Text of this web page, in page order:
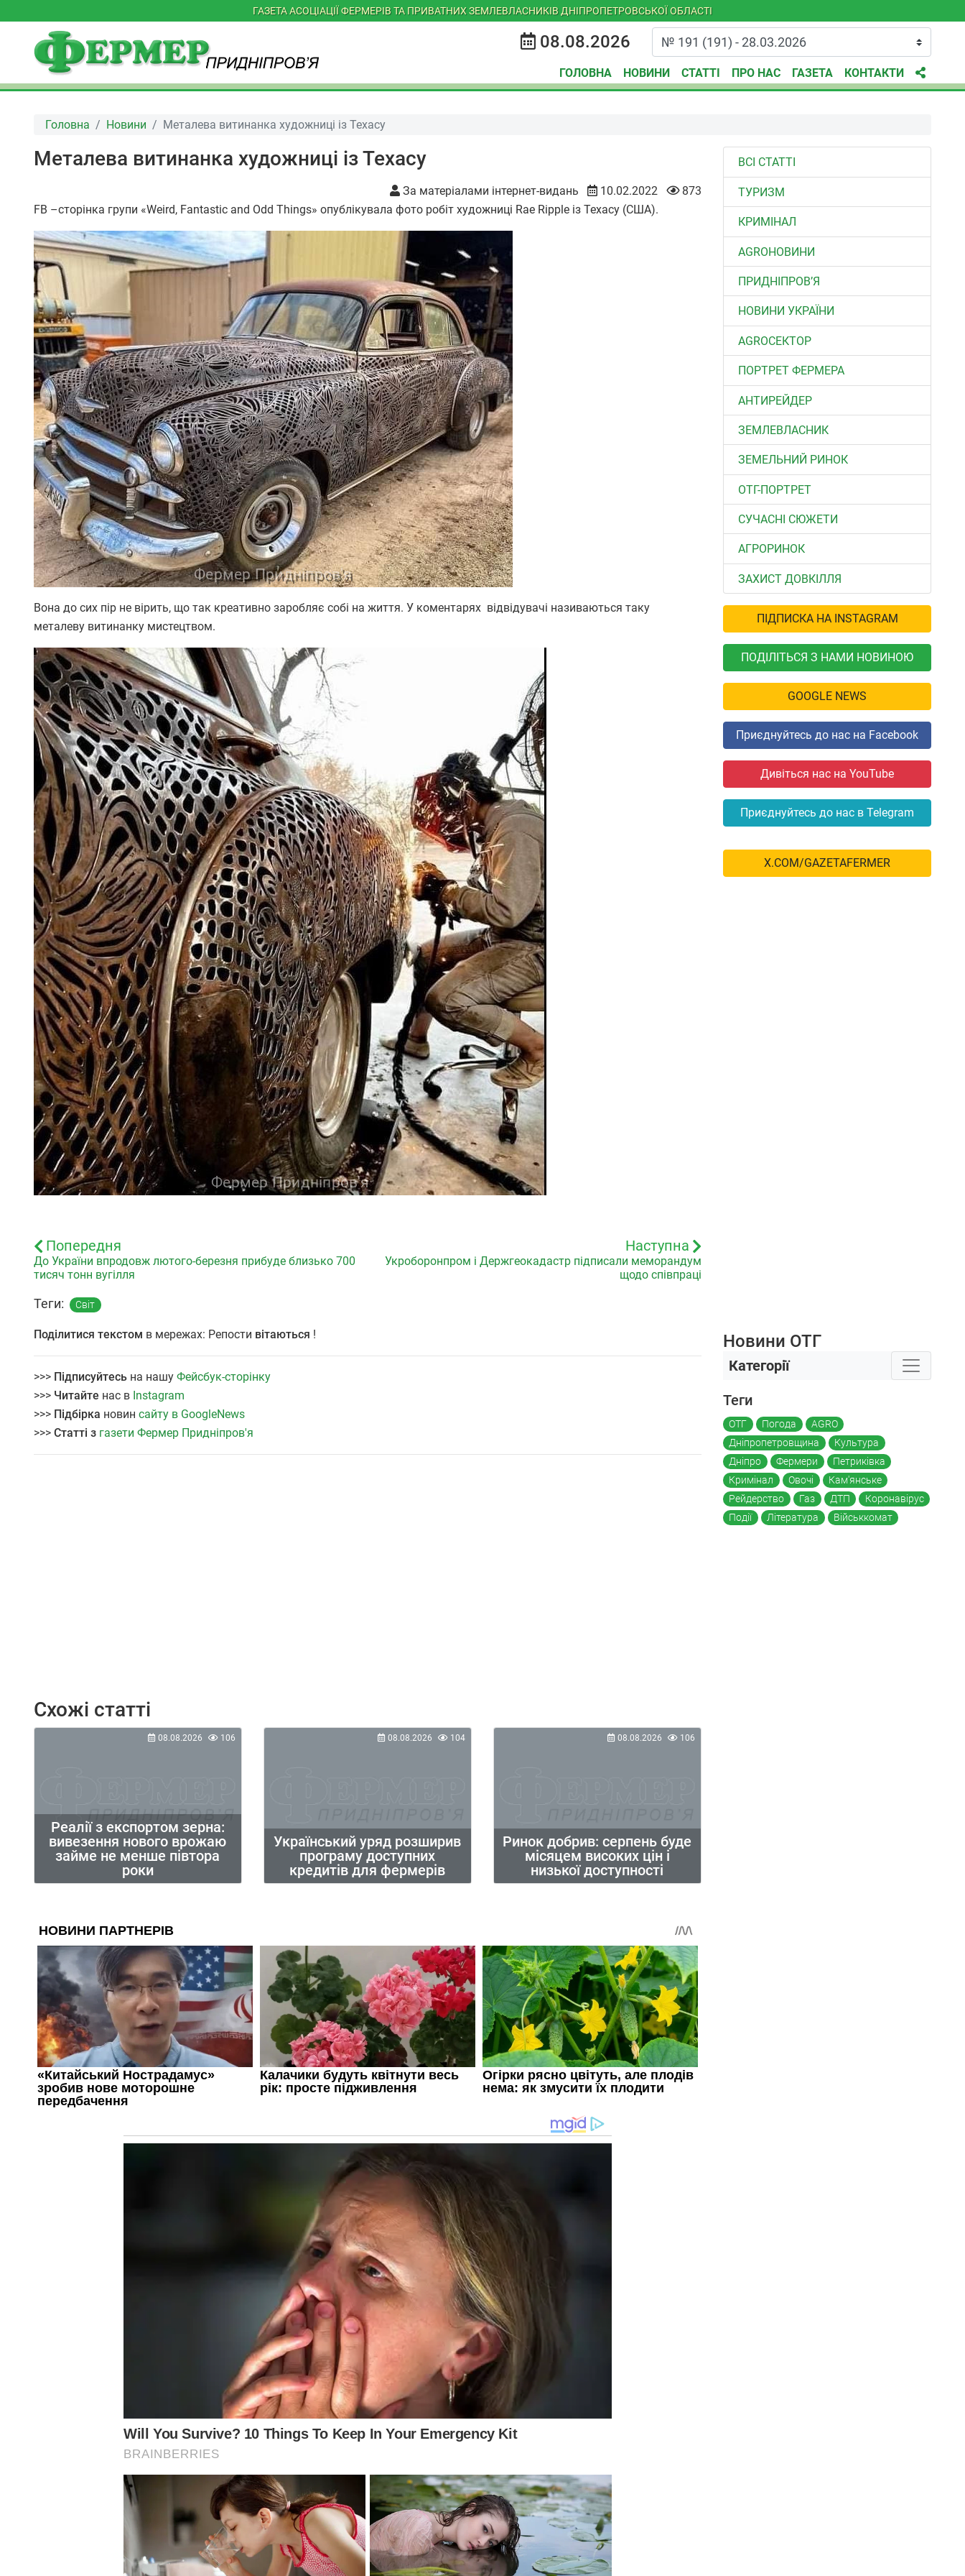
ГАЗЕТА АСОЦІАЦІЇ ФЕРМЕРІВ ТА ПРИВАТНИХ ЗЕМЛЕВЛАСНИКІВ ДНІПРОПЕТРОВСЬКОЇ ОБЛАСТІ
08.08.2026
ГОЛОВНА НОВИНИ СТАТТІ ПРО НАС ГАЗЕТА КОНТАКТИ
Головна Новини Металева витинанка художниці із Техасу
Металева витинанка художниці із Техасу
За матеріалами інтернет-видань 10.02.2022
873
FB –сторінка групи «Weird, Fantastic and Odd Things» опублікувала фото робіт художниці Rae Ripple із Техасу (США).
Вона до сих пір не вірить, що так креативно заробляє собі на життя. У коментарях відвідувачі називаються таку
металеву витинанку мистецтвом.
Попередня
До України впродовж лютого-березня прибуде близько 700
тисяч тонн вугілля
Наступна
Укроборонпром і Держгеокадастр підписали меморандум
щодо співпраці
Теги: Світ
Поділитися текстом в мережах: Репости вітаються !
>>> Підписуйтесь на нашу Фейсбук-сторінку
>>> Читайте нас в Instagram
>>> Підбірка новин сайту в GoogleNews
>>> Статті з газети Фермер Придніпров'я
Схожі статті
Реалії з експортом зерна:
вивезення нового врожаю
займе не менше півтора
роки
08.08.2026 106
Український уряд розширив
програму доступних
кредитів для фермерів
08.08.2026 104
Ринок добрив: серпень буде
місяцем високих цін і
низької доступності
08.08.2026 106
ВСІ СТАТТІ
ТУРИЗМ
КРИМІНАЛ
AGROНОВИНИ
ПРИДНІПРОВ’Я
НОВИНИ УКРАЇНИ
АGROСЕКТОР
ПОРТРЕТ ФЕРМЕРА
АНТИРЕЙДЕР
ЗЕМЛЕВЛАСНИК
ЗЕМЕЛЬНИЙ РИНОК
ОТГ-ПОРТРЕТ
СУЧАСНІ СЮЖЕТИ
АГРОРИНОК
ЗАХИСТ ДОВКІЛЛЯ
ПІДПИСКА НА INSTAGRAM
ПОДІЛІТЬСЯ З НАМИ НОВИНОЮ
GOOGLE NEWS
Приєднуйтесь до нас на Facebook
Дивіться нас на YouTube
Приєднуйтесь до нас в Telegram
X.COM/GAZETAFERMER
Новини ОТГ
Категорії
Теги
ОТГ Погода
AGRO
Дніпропетровщина
Культура
Дніпро
Фермери
Петриківка
Кримінал
Овочі
Кам'янське
Рейдерство
Газ ДТП
Коронавірус
Події
Література Військкомат